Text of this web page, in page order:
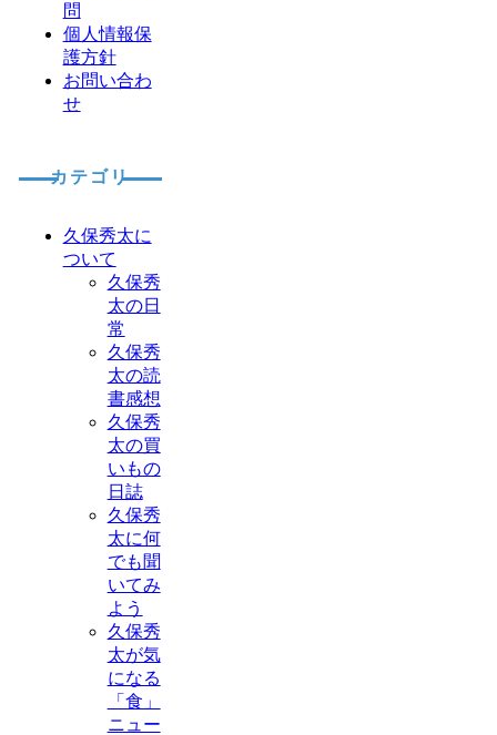
問
個人情報保
護方針
お問い合わ
せ
カテゴリ
久保秀太に
ついて
久保秀
太の日
常
久保秀
太の読
書感想
久保秀
太の買
いもの
日誌
久保秀
太に何
でも聞
いてみ
よう
久保秀
太が気
になる
「食」
ニュー